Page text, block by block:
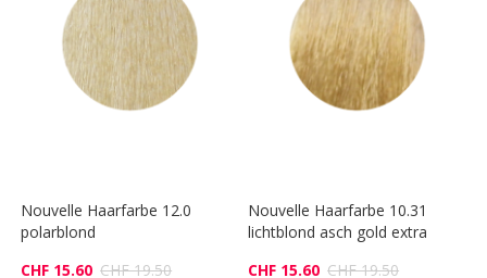
Nouvelle Haarfarbe 12.0
polarblond
CHF 15.60 CHF 19.50
Nouvelle Haarfarbe 10.31
lichtblond asch gold extra
CHF 15.60 CHF 19.50